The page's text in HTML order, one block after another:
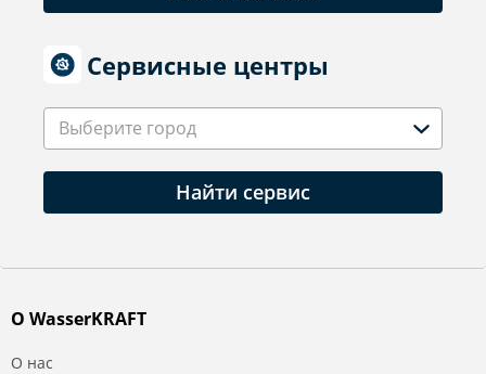
Сервисные центры
Выберите город
Найти сервис
О WasserKRAFT
О нас